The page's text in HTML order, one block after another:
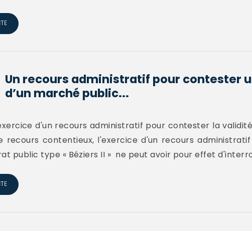
Un recours administratif pour contester
d’un marché public...
d'un recours administratif pour contester la
recours contentieux, l'exercice d'un recours
public type « Béziers II » ne peut avoir pour effet